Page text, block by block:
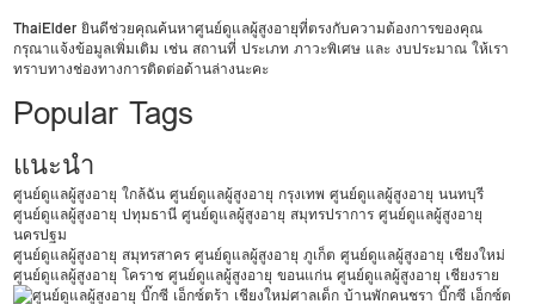
ThaiElder ยินดีช่วยคุณค้นหาศูนย์ดูแลผู้สูงอายุที่ตรงกับความต้องการของคุณ
กรุณาแจ้งข้อมูลเพิ่มเติม เช่น สถานที่ ประเภท ภาวะพิเศษ และ งบประมาณ ให้เรา
ทราบทางช่องทางการติดต่อด้านล่างนะคะ
Popular Tags
แนะนำ
ศูนย์ดูแลผู้สูงอายุ ใกล้ฉัน ศูนย์ดูแลผู้สูงอายุ กรุงเทพ ศูนย์ดูแลผู้สูงอายุ นนทบุรี
ศูนย์ดูแลผู้สูงอายุ ปทุมธานี ศูนย์ดูแลผู้สูงอายุ สมุทรปราการ ศูนย์ดูแลผู้สูงอายุ
นครปฐม
ศูนย์ดูแลผู้สูงอายุ สมุทรสาคร ศูนย์ดูแลผู้สูงอายุ ภูเก็ต ศูนย์ดูแลผู้สูงอายุ เชียงใหม่
ศูนย์ดูแลผู้สูงอายุ โคราช ศูนย์ดูแลผู้สูงอายุ ขอนแก่น ศูนย์ดูแลผู้สูงอายุ เชียงราย